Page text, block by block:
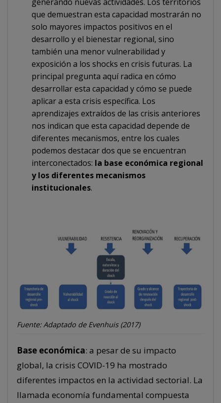
que demuestran esta capacidad mostrarán no
solo mayores impactos positivos en el
desarrollo y el bienestar regional, sino
también una menor vulnerabilidad y
exposición a los shocks en crisis futuras. La
principal pregunta aquí radica en cómo
desarrollar esta capacidad y cómo se puede
aplicar a esta crisis específica. Los
aprendizajes extraídos de las crisis anteriores
nos indican que esta capacidad depende de
diferentes mecanismos, entre los cuales
podemos destacar dos que se encuentran
interconectados: la base económica regional
y los diferentes mecanismos
institucionales.
Fuente: Adaptado de Evenhuis (2017)
Base económica: a pesar de su impacto
global, la crisis COVID-19 ha mostrado
diferentes impactos en la actividad sectorial. La
llamada economía fundamental compuesta